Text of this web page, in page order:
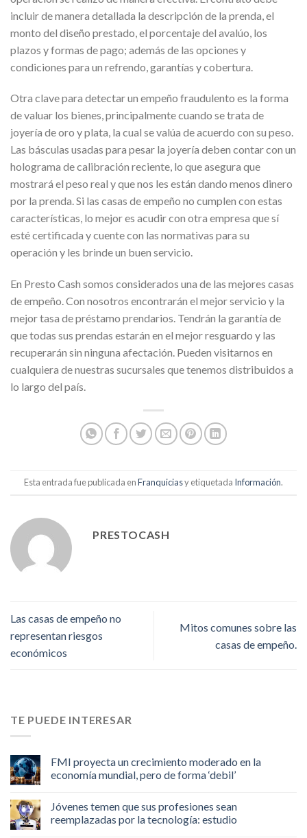
incluir de manera detallada la descripción de la prenda, el
monto del diseño prestado, el porcentaje del avalúo, los
plazos y formas de pago; además de las opciones y
condiciones para un refrendo, garantías y cobertura.
Otra clave para detectar un empeño fraudulento es la forma
de valuar los bienes, principalmente cuando se trata de
joyería de oro y plata, la cual se valúa de acuerdo con su peso.
Las básculas usadas para pesar la joyería deben contar con un
holograma de calibración reciente, lo que asegura que
mostrará el peso real y que nos les están dando menos dinero
por la prenda. Si las casas de empeño no cumplen con estas
características, lo mejor es acudir con otra empresa que sí
esté certificada y cuente con las normativas para su
operación y les brinde un buen servicio.
En Presto Cash somos considerados una de las mejores casas
de empeño. Con nosotros encontrarán el mejor servicio y la
mejor tasa de préstamo prendarios. Tendrán la garantía de
que todas sus prendas estarán en el mejor resguardo y las
recuperarán sin ninguna afectación. Pueden visitarnos en
cualquiera de nuestras sucursales que tenemos distribuidos a
lo largo del país.
Esta entrada fue publicada enFranquiciasy etiquetada Información.
PRESTOCASH
Las casas de empeño no
representan riesgos
económicos
Mitos comunes sobre las
casas de empeño.
TE PUEDE INTERESAR
FMI proyecta un crecimiento moderado en la
economía mundial, pero de forma ‘debil’
Jóvenes temen que sus profesiones sean
reemplazadas por la tecnología: estudio